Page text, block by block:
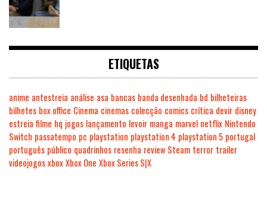
ETIQUETAS
anime antestreia análise asa bancas banda desenhada bd bilheteiras
bilhetes box office Cinema cinemas colecção comics crítica devir disney
estreia filme hq jogos lançamento levoir manga marvel netflix Nintendo
Switch passatempo pc playstation playstation 4 playstation 5 portugal
português público quadrinhos resenha review Steam terror trailer
videojogosxboxXbox One Xbox Series S|X